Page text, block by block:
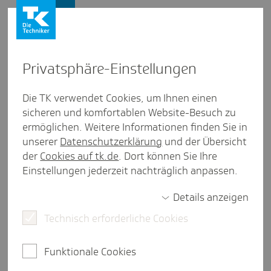
Forsa-Befra­gung: Menschen im
Nord­osten bevor­zugen spezia­li­
sierte Kran­ken­häuser
Pres­se­mit­tei­lung aus Meck­len­burg-Vorpom­mern
Presse und Politik Krankenhausversorgung
Schwerin, 19. Mai 2026. Die Menschen in
Spezialisierung der Krankenhauslandschaft. Wenn es
Privat­sphäre-Einstel­lungen
Die TK verwendet Cookies, um Ihnen einen
sicheren und komfortablen Website-Besuch zu
ermöglichen. Weitere Informationen finden Sie in
unserer Datenschutzerklärung und der Übersicht
der Cookies auf tk.de. Dort können Sie Ihre
Einstellungen jederzeit nachträglich anpassen.
Details anzeigen
Technisch erforderliche Cookies
Funktionale Cookies